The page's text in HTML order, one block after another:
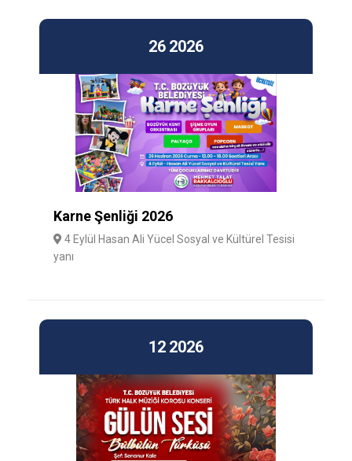
26 2026
Karne Şenliği 2026
4 Eylül Hasan Ali Yücel Sosyal ve Kültürel Tesisi
yanı
12 2026